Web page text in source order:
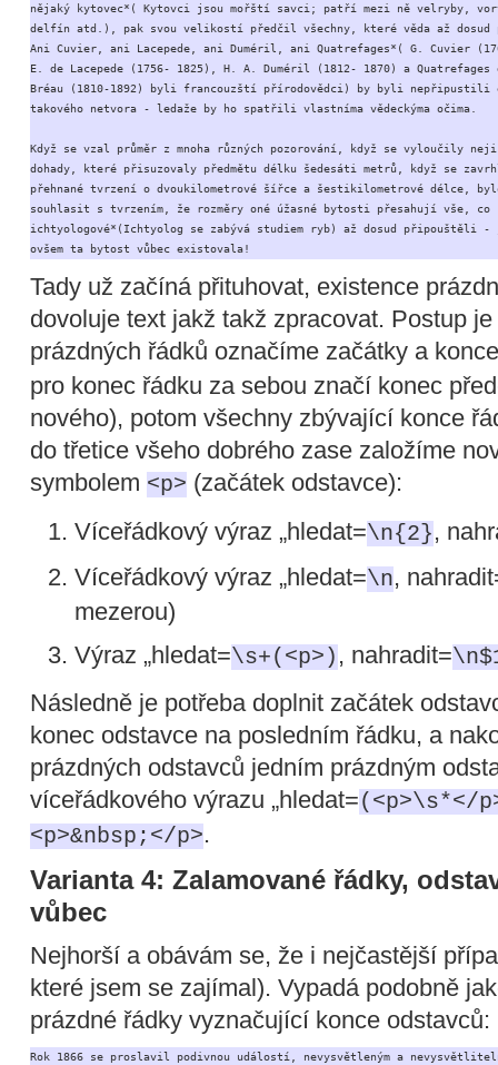
nějaký kytovec*( Kytovci jsou mořští savci; patří mezi ně velryby,
delfín atd.), pak svou velikostí předčil všechny, které věda až dosud
Ani Cuvier, ani Lacepede, ani Duméril, ani Quatrefages*( G. Cuvier
E. de Lacepede (1756- 1825), H. A. Duméril (1812- 1870) a
Bréau (1810-1892) byli francouzští přírodovědci) by byli
takového netvora - ledaže by ho spatřili vlastníma vědeckýma očima.
Když se vzal průměr z mnoha různých pozorování, když se vyloučily
dohady, které přisuzovaly předmětu délku šedesáti metrů, když se
přehnané tvrzení o dvoukilometrové šířce a šestikilometrové délce,
souhlasit s tvrzením, že rozměry oné úžasné bytosti přesahují vše, co
ichtyologové*(Ichtyolog se zabývá studiem ryb) až dosud
ovšem ta bytost vůbec existovala!
Tady už začíná přituhovat, existence
dovoluje text jakž takž zpracovat. Postup
prázdných řádků označíme začátky a
pro konec řádku za sebou značí konec
nového), potom všechny zbývající konce
do třetice všeho dobrého zase založíme
symbolem <p> (začátek odstavce):
Víceřádkový výraz „hledat=\n{2},
Víceřádkový výraz „hledat=\n,
mezerou)
Výraz „hledat=\s+(<p>) , nahradit=
Následně je potřeba doplnit začátek
konec odstavce na posledním řádku, a
prázdných odstavců jedním prázdným
víceřádkového výrazu „hledat=(<p>\s*</
<p>&nbsp;</p>.
Varianta 4: Zalamované řádky,
vůbec
Nejhorší a obávám se, že i nejčastější
které jsem se zajímal). Vypadá podobně
prázdné řádky vyznačující konce odstavců:
Rok 1866 se proslavil podivnou událostí, nevysvětleným a